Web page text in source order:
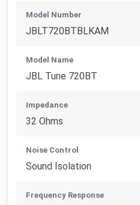
Model Number
JBLT720BTBLKAM
Model Name
JBL Tune 720BT
Impedance
32 Ohms
Noise Control
Sound Isolation
Frequency Response